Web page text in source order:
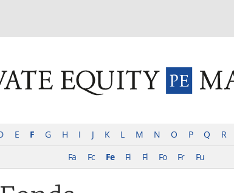
INVESTMENT FUNDS M&A TAX GLOSSAR
E F G H I J K L M N O P Q R
Fa
Fc Fe Fi Fl Fo Fr Fu